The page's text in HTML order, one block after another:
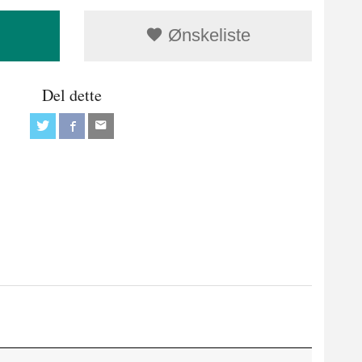
Ønskeliste
Del dette